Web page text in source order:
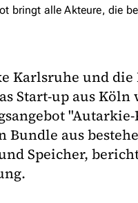
bringt alle Akteure, die
Karlsruhe und
Start-up aus
Bundle aus
Speicher,